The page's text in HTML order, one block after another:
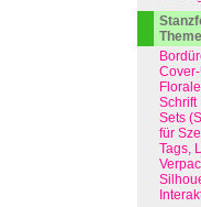
Schrift
Sets
für
Tags,